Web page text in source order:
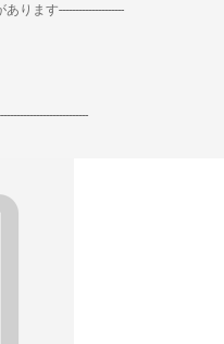
ります--------------------